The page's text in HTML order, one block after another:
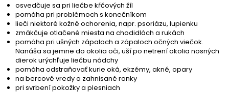
osvedčuje sa pri liečbe kŕčových žíl
pomáha pri problémoch s konečníkom
lieči niektoré kožné ochorenia, napr. psoriázu, lupienku
zmäkčuje otlačené miesta na chodidlách a rukách
pomáha pri ušných zápaloch a zápaloch očných viečok.
Nanáša sa jemne do okolia oči, uší po netrení okolia nosných
dierok urýchľuje liečbu nádchy
pomáha odstraňovať kurie oká, ekzémy, akné, opary
na bercové vredy a zahnisané ranky
pri svrbení pokožky a plesniach